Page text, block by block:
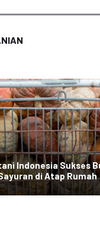
Indonesia Sukses
di Atap Rumah